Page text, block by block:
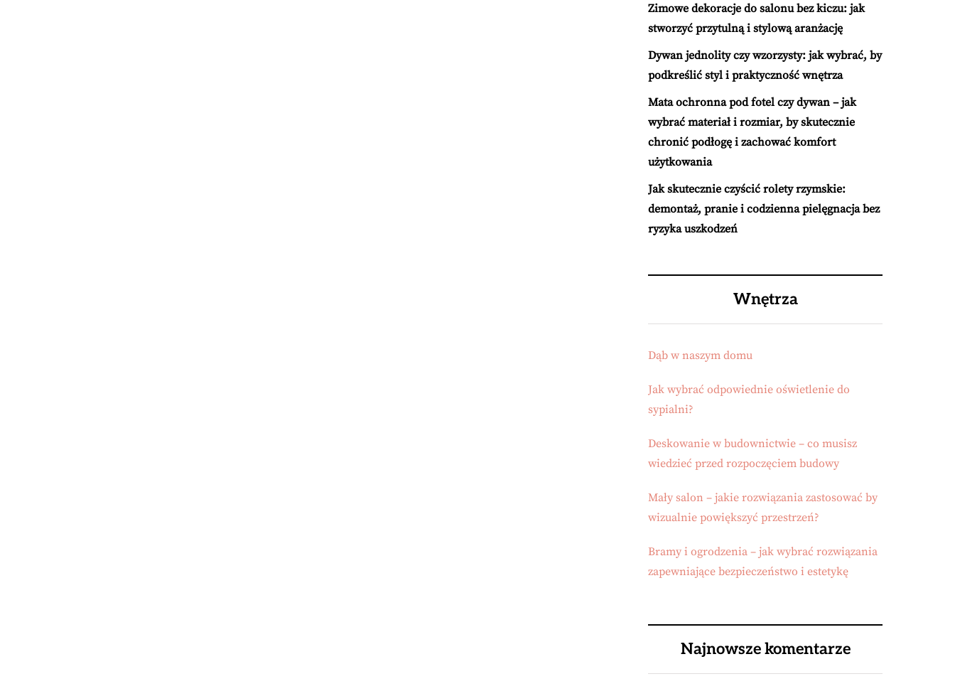
Zimowe dekoracje do salonu bez kiczu: jak
stworzyć przytulną i stylową aranżację
Dywan jednolity czy wzorzysty: jak wybrać, by
podkreślić styl i praktyczność wnętrza
Mata ochronna pod fotel czy dywan – jak
wybrać materiał i rozmiar, by skutecznie
chronić podłogę i zachować komfort
użytkowania
Jak skutecznie czyścić rolety rzymskie:
demontaż, pranie i codzienna pielęgnacja bez
ryzyka uszkodzeń
Wnętrza
Dąb w naszym domu
Jak wybrać odpowiednie oświetlenie do
sypialni?
Deskowanie w budownictwie – co musisz
wiedzieć przed rozpoczęciem budowy
Mały salon – jakie rozwiązania zastosować by
wizualnie powiększyć przestrzeń?
Bramy i ogrodzenia – jak wybrać rozwiązania
zapewniające bezpieczeństwo i estetykę
Najnowsze komentarze